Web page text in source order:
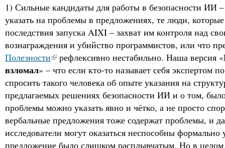
1) Сильные кандидаты для работы в безопасности ИИ
указать на проблемы в предложениях, те люди,
последствия запуска AIXI – захват им контроля над
вознаграждения и убийство программистов, или что
Полезности
рефлексивно нестабильно. Наша версия «
взломал» – что если кто-то называет себя экспертом
спросить такого человека об опыте указания на
предлагаемых решениях безопасности ИИ и о том,
проблемы можно указать явно и чётко, а не просто
вербальные предложения тоже содержат проблемы, и
исследователи могут оказаться неспособны формально
предложение было слишком расплывчатым. Но в целом